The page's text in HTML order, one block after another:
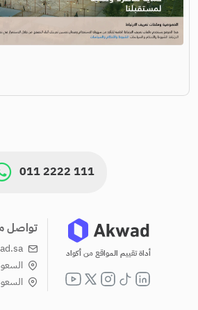
011 2222 111
أداة تقييم المواقع من أكواد
تواصل